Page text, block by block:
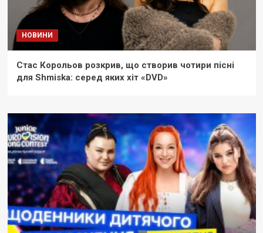
НОВИНИ
Стас Корольов розкрив, що створив чотири пісні
для Shmiska: серед яких хіт «DVD»